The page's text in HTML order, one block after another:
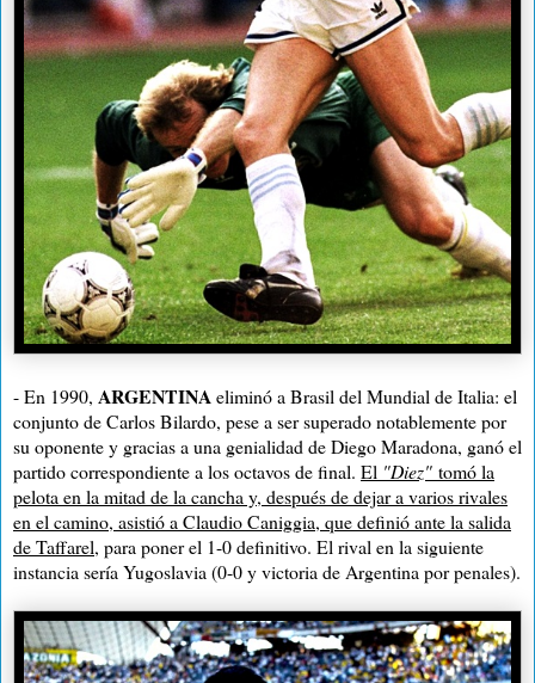
- En 1990, ARGENTINAeliminó a Brasil del Mundial de Italia: el
conjunto de Carlos Bilardo, pese a ser superado notablemente por
su oponente y gracias a una genialidad de Diego Maradona, ganó el
partido correspondiente a los octavos de final. El "Diez" tomó la
pelota en la mitad de la cancha y, después de dejar a varios rivales
en el camino, asistió a Claudio Caniggia, que definió ante la salida
de Taffarel, para poner el 1-0 definitivo. El rival en la siguiente
instancia sería Yugoslavia (0-0 y victoria de Argentina por penales).